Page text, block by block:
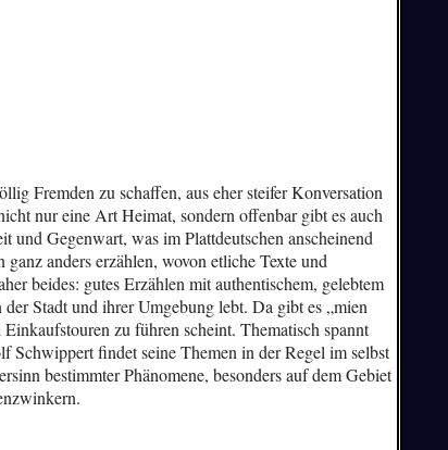
Fremden zu schaffen, aus eher steifer Konversation
nur eine Art Heimat, sondern offenbar gibt es auch
und Gegenwart, was im Plattdeutschen anscheinend
anders erzählen, wovon etliche Texte und
beides: gutes Erzählen mit authentischem, gelebtem
Stadt und ihrer Umgebung lebt. Da gibt es „mien
zu führen scheint. Thematisch spannt
Schwippert findet seine Themen in der Regel im selbst
bestimmter Phänomene, besonders auf dem Gebiet